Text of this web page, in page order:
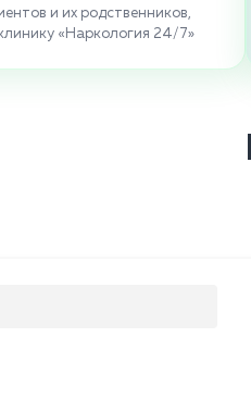
и их родственников,
«Наркология 24/7»